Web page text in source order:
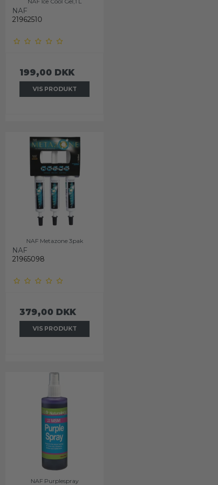
NAF
21962510
199,00 DKK
VIS PRODUKT
NAF Metazone 3pak
NAF
21965098
379,00 DKK
VIS PRODUKT
NAF Purplespray